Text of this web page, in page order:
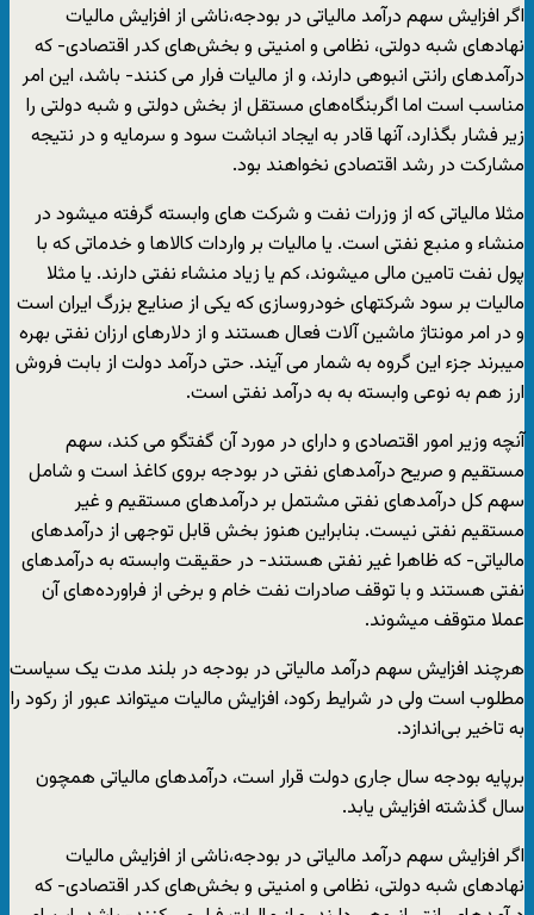
اگر افزایش سهم درآمد مالیاتی در بودجه،ناشی از افزایش مالیات
نهادهای شبه دولتی، نظامی و امنیتی و بخش‌های کدر اقتصادی- که
درآمدهای رانتی انبوهی دارند، و از مالیات فرار می کنند- باشد، این امر
مناسب است اما اگربنگاه‌های مستقل از بخش دولتی و شبه دولتی را
زیر فشار بگذارد، آنها قادر به ایجاد انباشت سود و سرمایه و در نتیجه
مشارکت در رشد اقتصادی نخواهند بود.
مثلا مالیاتی که از وزرات نفت و شرکت های وابسته گرفته میشود در
منشاء و منبع نفتی است. یا مالیات بر واردات کالاها و خدماتی که با
پول نفت تامین مالی میشوند، کم یا زیاد منشاء نفتی دارند. یا مثلا
مالیات بر سود شرکتهای خودروسازی که یکی از صنایع بزرگ ایران است
و در امر مونتاژ ماشین آلات فعال هستند و از دلارهای ارزان نفتی بهره
میبرند جزء این گروه به شمار می آیند. حتی درآمد دولت از بابت فروش
ارز هم به نوعی وابسته به به درآمد نفتی است.
آنچه وزیر امور اقتصادی و دارای در مورد آن گفتگو می کند، سهم
مستقیم و صریح درآمدهای نفتی در بودجه بروی کاغذ است و شامل
سهم کل درآمدهای نفتی مشتمل بر درآمدهای مستقیم و غیر
مستقیم نفتی نیست. بنابراین هنوز بخش قابل توجهی از درآمدهای
مالیاتی- که ظاهرا غیر نفتی هستند- در حقیقت وابسته به درآمدهای
نفتی هستند و با توقف صادرات نفت خام و برخی از فراورده‌های آن
عملا متوقف میشوند.
هرچند افزایش سهم درآمد مالیاتی در بودجه در بلند مدت یک سیاست
مطلوب است ولی در شرایط رکود، افزایش مالیات میتواند عبور از رکود را
به تاخیر بی‌اندازد.
برپایه بودجه سال جاری دولت قرار است، درآمدهای مالیاتی همچون
سال گذشته افزایش یابد.
اگر افزایش سهم درآمد مالیاتی در بودجه،ناشی از افزایش مالیات
نهادهای شبه دولتی، نظامی و امنیتی و بخش‌های کدر اقتصادی- که